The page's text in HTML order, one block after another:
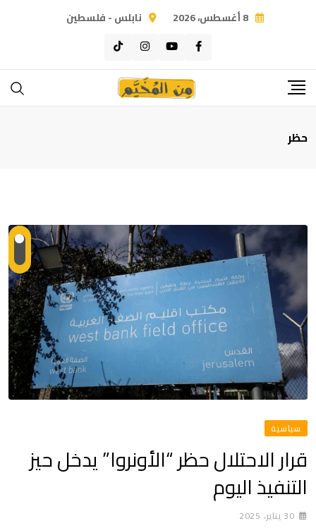
8 أغسطس، 2026 نابلس - فلسطين
حظر
سياسية
قرار الاحتلال حظر “الأونروا” يدخل حيز
التنفيذ اليوم
30 يناير، 2025